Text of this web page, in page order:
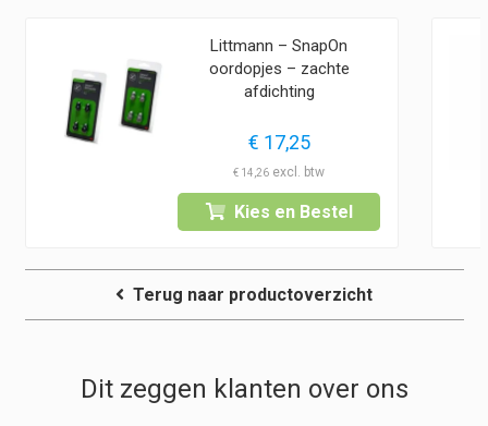
Littmann – SnapOn
oordopjes – zachte
afdichting
€ 17,25
€ 14,26
Kies en Bestel
Terug naar productoverzicht
Dit zeggen klanten over ons